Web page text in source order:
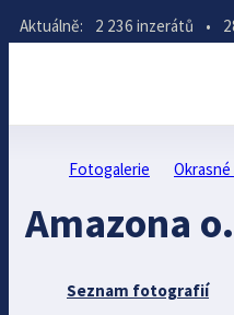
Aktuálně: 2 236 inzerátů •
Fotogalerie
Amazona
Seznam fotografií